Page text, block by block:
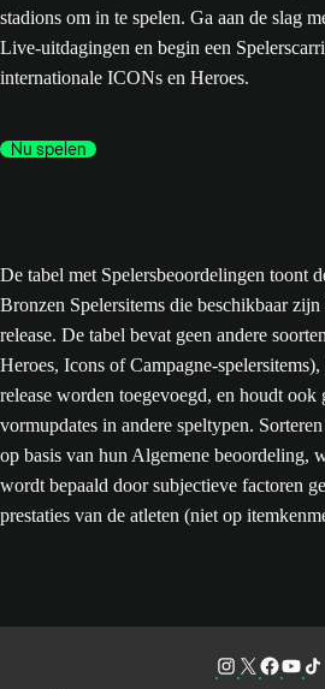
stadions om in te spelen. Ga aan de slag
Live-uitdagingen en begin een
internationale ICONs en Heroes.
Nu spelen
De tabel met Spelersbeoordelingen toont
Bronzen Spelersitems die beschikbaar
release. De tabel bevat geen andere
Heroes, Icons of Campagne-
release worden toegevoegd, en houdt
vormupdates in andere speltypen.
op basis van hun Algemene beoordeling,
wordt bepaald door subjectieve factoren
prestaties van de atleten (niet op